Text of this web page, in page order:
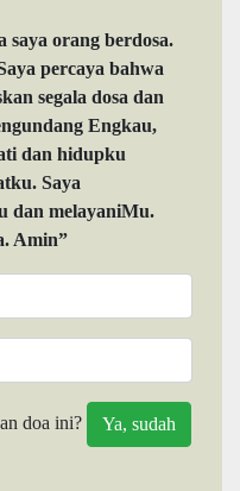
saya orang berdosa.
percaya bahwa
segala dosa dan
Engkau,
dan hidupku
Saya
dan melayaniMu.
Amin”
doa ini?